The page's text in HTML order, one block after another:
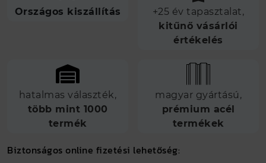
Országos kiszállítás
+25 év tapasztalat,
kitűnő vásárlói
értékelés
hatalmas választék,
több mint 1000
termék
magyar gyártású,
prémium acél
termékek
Biztonságos online fizetési lehetőség: